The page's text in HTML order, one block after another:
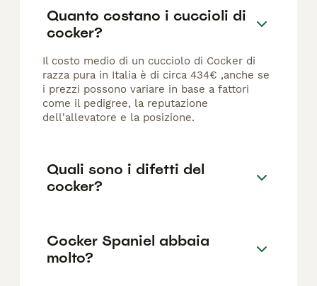
Quanto costano i cuccioli di
cocker?
Il costo medio di un cucciolo di Cocker di
razza pura in Italia è di circa 434€ ,anche se
i prezzi possono variare in base a fattori
come il pedigree, la reputazione
dell'allevatore e la posizione.
Quali sono i difetti del
cocker?
Cocker Spaniel abbaia
molto?